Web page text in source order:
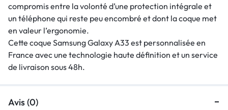
compromis entre la volonté d’une protection intégrale et
un téléphone qui reste peu encombré et dont la coque met
en valeur l’ergonomie.
Cette coque Samsung Galaxy A33 est personnalisée en
France avec une technologie haute définition et un service
de livraison sous 48h.
Avis (0)